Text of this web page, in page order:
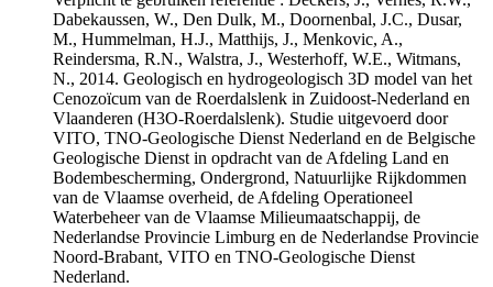
Dabekaussen, W., Den Dulk, M., Doornenbal, J.C., Dusar,
M., Hummelman, H.J., Matthijs, J., Menkovic, A.,
Reindersma, R.N., Walstra, J., Westerhoff, W.E., Witmans,
N., 2014. Geologisch en hydrogeologisch 3D model van het
Cenozoïcum van de Roerdalslenk in Zuidoost-Nederland en
Vlaanderen (H3O-Roerdalslenk). Studie uitgevoerd door
VITO, TNO-Geologische Dienst Nederland en de Belgische
Geologische Dienst in opdracht van de Afdeling Land en
Bodembescherming, Ondergrond, Natuurlijke Rijkdommen
van de Vlaamse overheid, de Afdeling Operationeel
Waterbeheer van de Vlaamse Milieumaatschappij, de
Nederlandse Provincie Limburg en de Nederlandse Provincie
Noord-Brabant, VITO en TNO-Geologische Dienst
Nederland.